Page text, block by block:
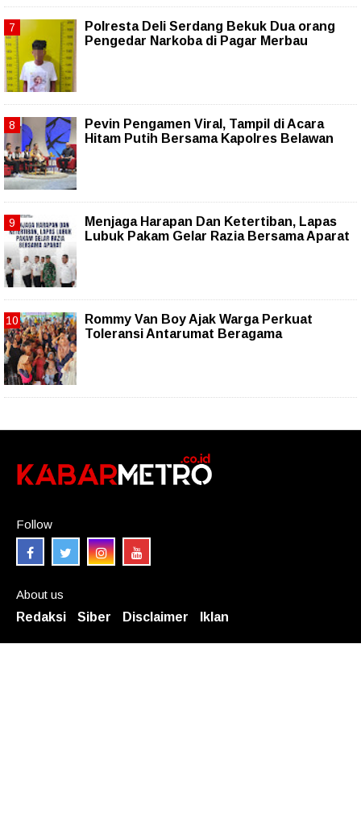
Polresta Deli Serdang Bekuk Dua orang
Pengedar Narkoba di Pagar Merbau
Pevin Pengamen Viral, Tampil di Acara
Hitam Putih Bersama Kapolres Belawan
Menjaga Harapan Dan Ketertiban, Lapas
Lubuk Pakam Gelar Razia Bersama Aparat
Rommy Van Boy Ajak Warga Perkuat
Toleransi Antarumat Beragama
Follow
About us
Redaksi
Siber Disclaimer Iklan